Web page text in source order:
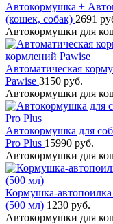
Автокормушка +
(кошек, собак) 2691
Автокормушки для
Автоматическая
Pawise 3150 руб.
Автокормушки для
Автокормушка для
Prо Plus 15990 руб.
Автокормушки для
Кормушка-
(500 мл) 1230 руб.
Автокормушки для